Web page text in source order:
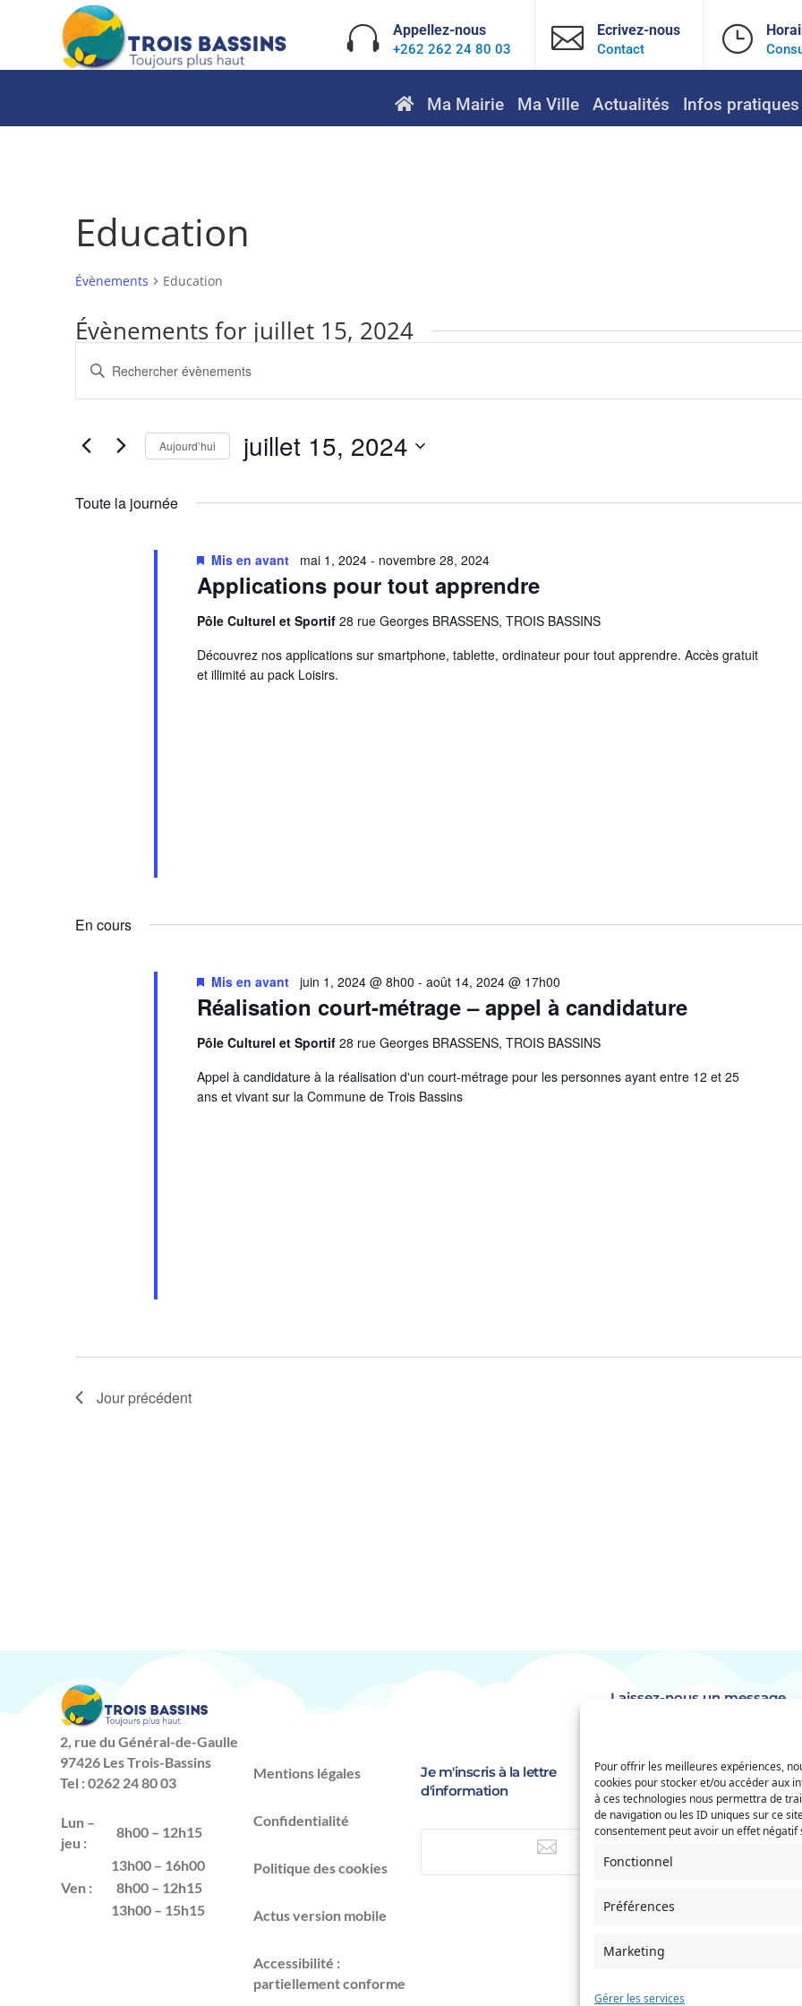
Pour offrir les meilleures expériences,
cookies pour stocker et/ou accéder aux
à ces technologies nous permettra de
de navigation ou les ID uniques sur ce
consentement peut avoir un effet
Fonctionnel
Préférences
Marketing
Gérer les services
 Appellez-nous
+262 262 24 80 03  Ecrivez-nous
Contact }
Ma Mairie Ma Ville Actualités Infos pratiques
Education
Évènements Education
Évènements for juillet 15, 2024
Recherche
et
navigation
vues
Évènements
Saisir
clé.
Évènements
clé.
Aujourd’hui juillet 15, 2024
Toute la journée
Applications pour tout apprendre
Mis en avant mai 1, 2024- novembre 28, 2024
Pôle Culturel et Sportif 28 rue Georges BRASSENS, TROIS BASSINS
Découvrez nos applications sur smartphone, tablette, ordinateur pour tout apprendre. Accès gratuit
et illimité au pack Loisirs.
En cours
Réalisation court-métrage – appel à candidature
Mis en avant juin 1, 2024 @ 8h00 - août 14, 2024 @ 17h00
Pôle Culturel et Sportif 28 rue Georges BRASSENS, TROIS BASSINS
Appel à candidature à la réalisation d'un court-métrage pour les personnes ayant entre 12 et 25
ans et vivant sur la Commune de Trois Bassins
Jour précédent
2, rue du Général-de-Gaulle
97426 Les Trois-Bassins
Tel : 0262 24 80 03
Lun –
jeu :
8h00 – 12h15
13h00 – 16h00
Ven :
8h00 – 12h15
13h00 – 15h15
Mentions légales
Confidentialité
Politique des cookies
Actus version mobile
Accessibilité :
partiellement conforme
Je m'inscris à la lettre
d'information

Laissez-nous un message
Prénom
E-
mail(Nécessaire)
Saisissez
un
e-
Service concerné(Nécessaire)
Si votre demande concerne des
l'Etat-Civil comme service